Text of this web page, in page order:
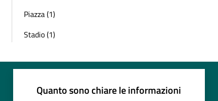
Piazza (1)
Stadio (1)
Quanto sono chiare le informazioni